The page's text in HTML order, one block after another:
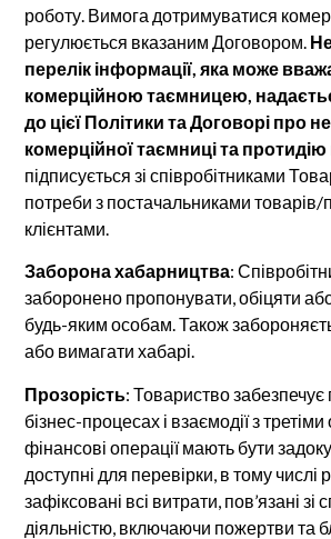
роботу. Вимога дотримуватися
регулюється вказаним Договором.
перелік інформації, яка може
комерційною таємницею,
до цієї Політики таДоговорі про
комерційної таємниці та протидію
підписується зі співробітниками
потреби з постачальниками товарів/
клієнтами.
Заборона хабарництва:
заборонено пропонувати, обіцяти
будь-яким особам. Також
або вимагати хабарі.
Прозорість: Товариство забезпечує
бізнес-процесах і взаємодії з
фінансові операції мають бути
доступні для перевірки, в тому числі
зафіксовані всі витрати, пов’язані
діяльністю, включаючи пожертви та